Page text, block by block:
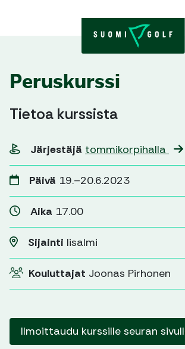
Peruskurssi
Tietoa kurssista
Järjestäjä tommikorpihalla
Päivä 19.–20.6.2023
Aika 17.00
Sijainti Iisalmi
Kouluttajat Joonas Pirhonen
Ilmoittaudu kurssille seuran